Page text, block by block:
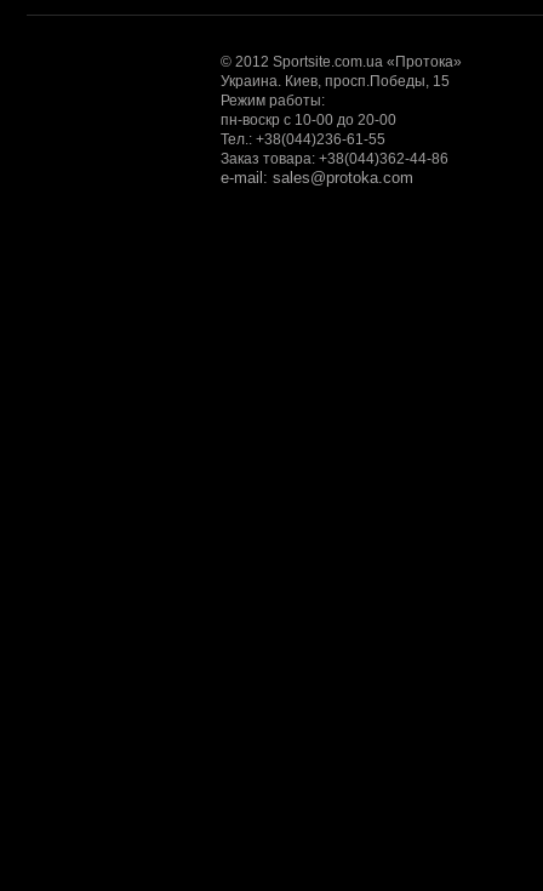
© 2012 Sportsite.com.ua «Протока»
Украина. Киев, просп.Победы, 15
Режим работы:
пн-воскр с 10-00 до 20-00
Тел.: +38(044)236-61-55
Заказ товара: +38(044)362-44-86
e-mail: sales@protoka.com